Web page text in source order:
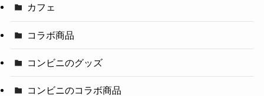
カフェ
コラボ商品
コンビニのグッズ
コンビニのコラボ商品